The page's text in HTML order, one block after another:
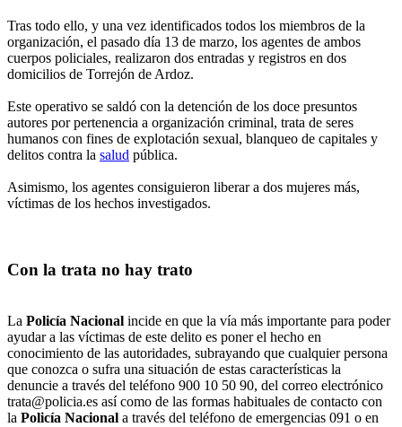
Tras todo ello, y una vez identificados todos los miembros de la
organización, el pasado día 13 de marzo, los agentes de ambos
cuerpos policiales, realizaron dos entradas y registros en dos
domicilios de Torrejón de Ardoz.
Este operativo se saldó con la detención de los doce presuntos
autores por pertenencia a organización criminal, trata de seres
humanos con fines de explotación sexual, blanqueo de capitales y
delitos contra la salud pública.
Asimismo, los agentes consiguieron liberar a dos mujeres más,
víctimas de los hechos investigados.
Con la trata no hay trato
La Policía Nacional incide en que la vía más importante para poder
ayudar a las víctimas de este delito es poner el hecho en
conocimiento de las autoridades, subrayando que cualquier persona
que conozca o sufra una situación de estas características la
denuncie a través del teléfono 900 10 50 90, del correo electrónico
trata@policia.es así como de las formas habituales de contacto con
la Policía Nacional a través del teléfono de emergencias 091 o en